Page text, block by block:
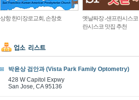
상항 한미장로교회, 손창호
옛날짜장 -샌프란시스코
란시스코 맛집 추천
박윤상 검안과 (Vista Park Family Optometry)
428 W Capitol Expwy
San Jose, CA 95136